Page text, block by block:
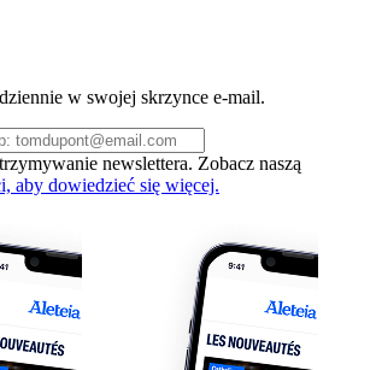
w swojej skrzynce e-mail.
newslettera. Zobacz naszą
aby dowiedzieć się więcej.